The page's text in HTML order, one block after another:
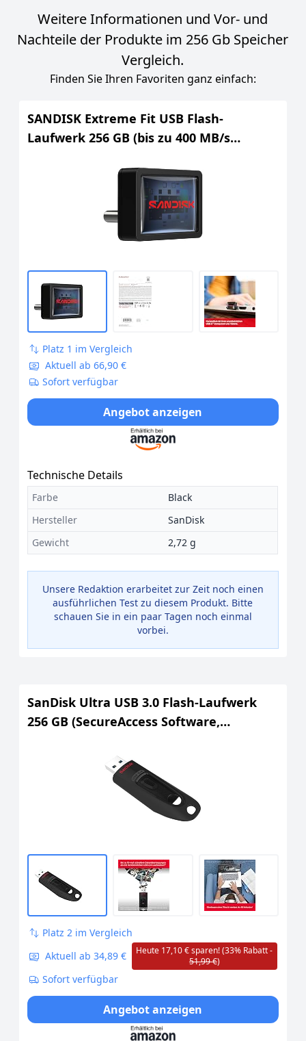
Weitere Informationen und Vor- und
Nachteile der Produkte im 256 Gb Speicher
Vergleich.
Finden Sie Ihren Favoriten ganz einfach:
SANDISK Extreme Fit USB Flash-
Laufwerk 256 GB (bis zu 400 MB/s
dauerhaften Aufrüstung, SANDISK App)
Platz 1 im Vergleich
Aktuell ab 66,90 €
Sofort verfügbar
Angebot anzeigen
Technische Details
Farbe
Black
Hersteller
SanDisk
Gewicht
2,72 g
Unsere Redaktion erarbeitet zur Zeit noch einen
ausführlichen Test zu diesem Produkt. Bitte
schauen Sie in ein paar Tagen noch einmal
vorbei.
SanDisk Ultra USB 3.0 Flash-Laufwerk
256 GB (SecureAccess Software,
Übertragungsgeschwindigkeit von bis zu
130 MB/s) Schwarz
Platz 2 im Vergleich
Aktuell ab 34,89 €
Heute 17,10 € sparen! (33% Rabatt -
51,99 €)
Sofort verfügbar
Angebot anzeigen